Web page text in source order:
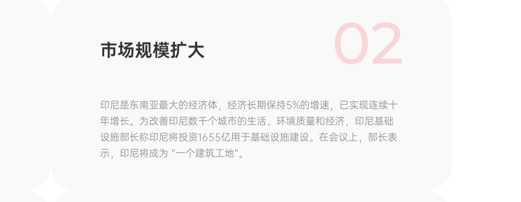
02
市场规模扩大
印尼是东南亚最大的经济体，经济长期保持5%的增速，已实现连续十
年增长。为改善印尼数千个城市的生活、环境质量和经济，印尼基础
设施部长称印尼将投资1655亿用于基础设施建设。在会议上，部长表
示，印尼将成为 “一个建筑工地”。